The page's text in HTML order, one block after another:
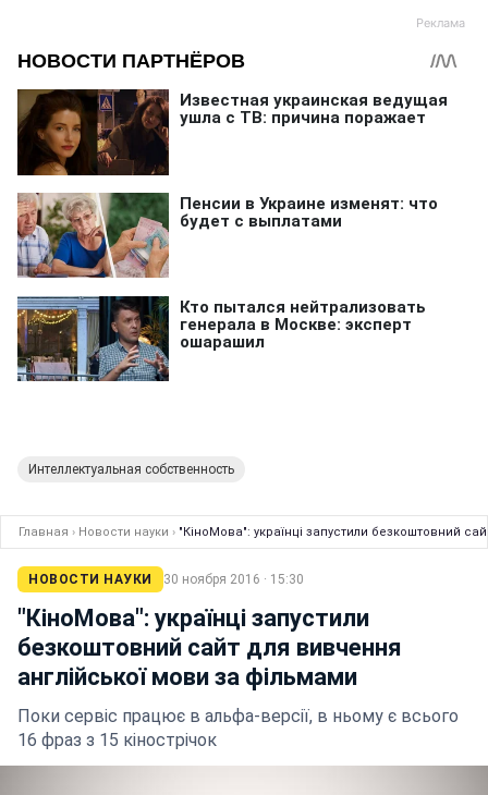
Интеллектуальная собственность
Главная › Новости науки › "КіноМова": українці запустили безкоштовний
НОВОСТИ НАУКИ 30 ноября 2016 · 15:30
"КіноМова": українці запустили
безкоштовний сайт для вивчення
англійської мови за фільмами
Поки сервіс працює в альфа-версії, в ньому є всього
16 фраз з 15 кінострічок